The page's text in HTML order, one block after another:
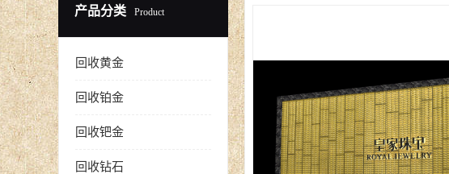
产品分类 Product
回收黄金
回收铂金
回收钯金
回收钻石